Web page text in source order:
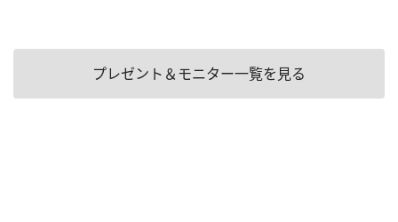
プレゼント＆モニター一覧を見る